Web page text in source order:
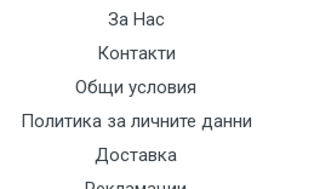
За Нас
Контакти
Общи условия
Политика за личните данни
Доставка